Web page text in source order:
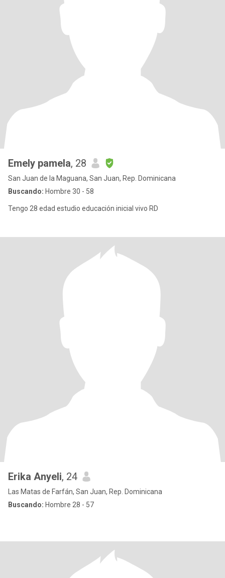
Emely pamela, 28
San Juan de la Maguana, San Juan, Rep. Dominicana
Buscando: Hombre 30 - 58
Tengo 28 edad estudio educación inicial vivo RD
Erika Anyeli, 24
Las Matas de Farfán, San Juan, Rep. Dominicana
Buscando: Hombre 28 - 57